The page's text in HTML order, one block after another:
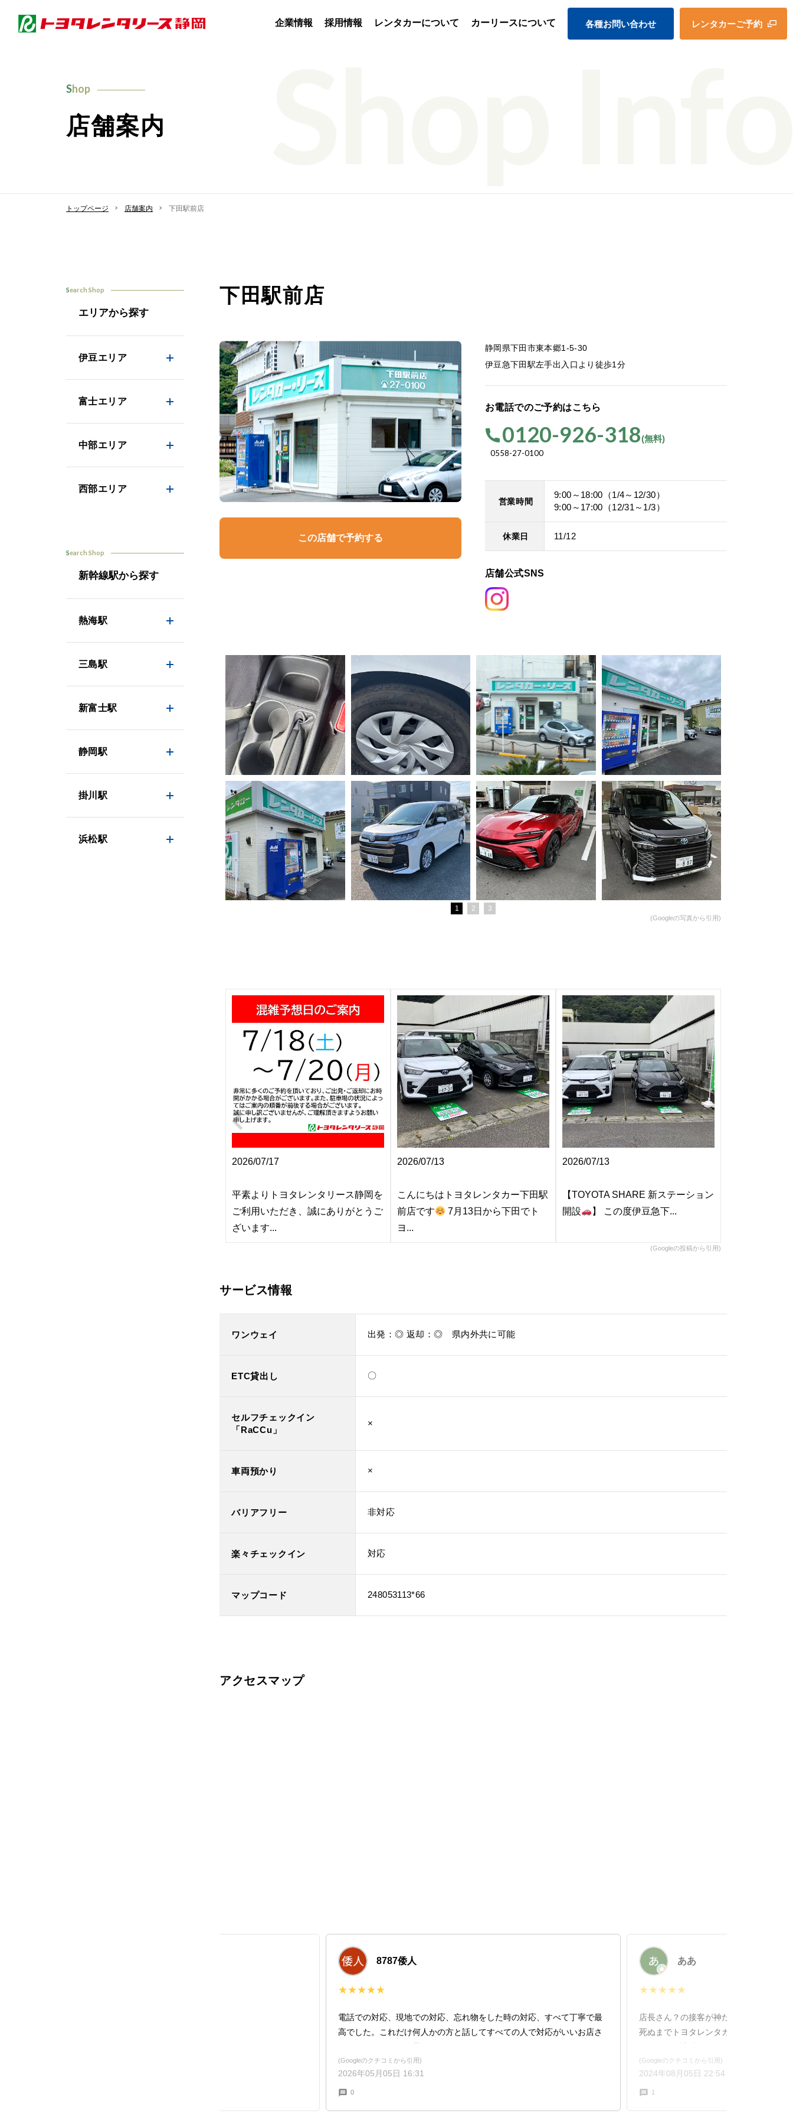
企業情報 採用情報 レンタカーについて カーリースについて 各種お問い合わせ レンタカーご予約
Shop
店舗案内
トップページ 店舗案内 下田駅前店
Search Shop
エリアから探す
伊豆エリア
富士エリア
中部エリア
西部エリア
Search Shop
新幹線駅から探す
熱海駅
三島駅
新富士駅
静岡駅
掛川駅
浜松駅
下田駅前店
この店舗で予約する
静岡県下田市東本郷1-5-30
伊豆急下田駅左手出入口より徒歩1分
お電話でのご予約はこちら
0120-926-318(無料)
0558-27-0100
営業時間
9:00～18:00（1/4～12/30）
9:00～17:00（12/31～1/3）
休業日 11/12
店舗公式SNS
(Googleの写真から引用)
2026/07/17
平素よりトヨタレンタリース静岡を
ご利用いただき、誠にありがとうご
ざいます...
2026/07/13
こんにちはトヨタレンタカー下田駅
前店です
7月13日から下田でト
ヨ...
2026/07/13
【TOYOTA SHARE 新ステーション
開設
】 この度伊豆急下...
(Googleの投稿から引用)
サービス情報
ワンウェイ 出発：◎ 返却：◎ 県内外共に可能
ETC貸出し 〇
セルフチェックイン
「RaCCu」
×
車両預かり ×
バリアフリー 非対応
楽々チェックイン 対応
マップコード 248053113*66
アクセスマップ
8787倭人
★★★★★
電話での対応、現地での対応、忘れ物をした時の対応、すべて丁寧で最
高でした。これだけ何人かの方と話してすべての人で対応がいいお店さ
んもなかなかないと思います。
(Googleのクチコミから引用)
2026年05月05日 16:31
0
ああ
★★★★★
店長さん？の接客が神だった。今後レン
死ぬまでトヨタレンタカーさんにお世話
バカンスで訪問し、下田のキレイな海
幸せになっただけでなく、下田での旅の
清らかになりとても思い出に残った。企
現場まで浸透していると感じた。とにか
(Googleのクチコミから引用)
2024年08月05日 22:54
1